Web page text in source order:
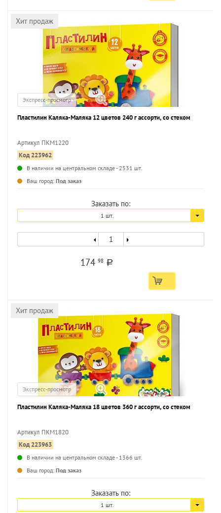
Хит продаж
Экспресс-просмотр
Пластилин Каляка-Маляка 12 цветов 240 г ассорти, со стеком
Артикул ПКМ1220
Код 223962
В наличии на центральном складе - 2531 шт.
Ваш город: Под заказ
Заказать по:
1 шт.
17498 a
Хит продаж
Экспресс-просмотр
Пластилин Каляка-Маляка 18 цветов 360 г ассорти, со стеком
Артикул ПКМ1820
Код 223963
В наличии на центральном складе - 1366 шт.
Ваш город: Под заказ
Заказать по:
1 шт.